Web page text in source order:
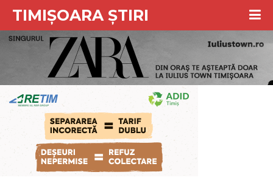
TIMIȘOARA ȘTIRI